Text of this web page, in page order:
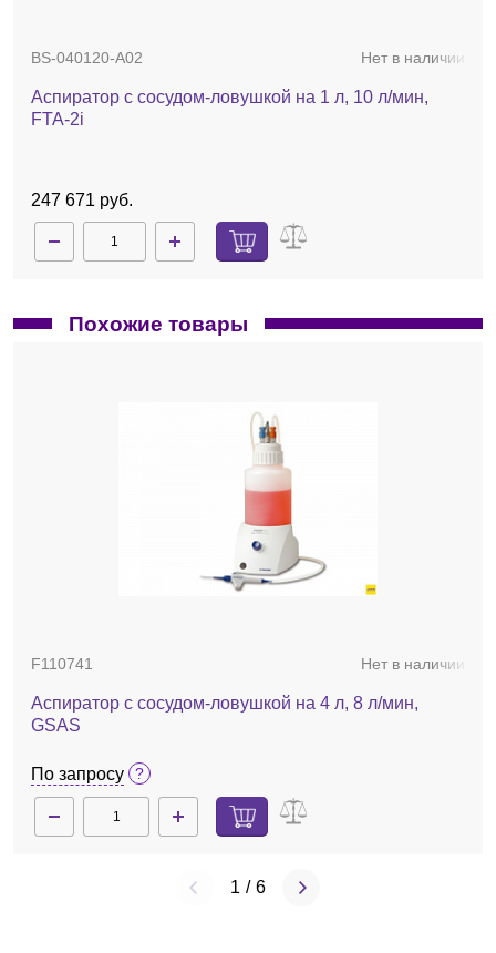
BS-040120-A02 Нет в наличии
Аспиратор с сосудом-ловушкой на 1 л, 10 л/мин,
FTA-2i
247 671 руб.
Похожие товары
F110741 Нет в наличии
Аспиратор с сосудом-ловушкой на 4 л, 8 л/мин,
GSAS
По запросу
1 / 6